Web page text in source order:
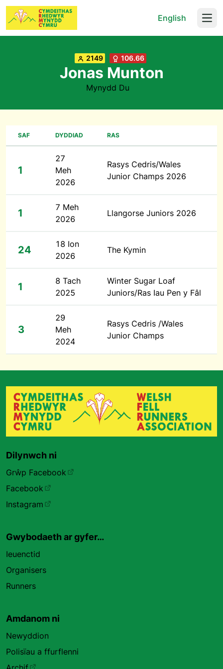
English
2149 106.66
Jonas Munton
Mynydd Du
SAF DYDDIAD RAS
1
27
Meh
2026
Rasys Cedris/Wales
Junior Champs 2026
1
7 Meh
2026
Llangorse Juniors 2026
24
18 Ion
2026
The Kymin
1
8 Tach
2025
Winter Sugar Loaf
Juniors/Ras Iau Pen y Fâl
3
29
Meh
2024
Rasys Cedris /Wales
Junior Champs
Dilynwch ni
Grŵp Facebook
Facebook
Instagram
Gwybodaeth ar gyfer…
Ieuenctid
Organisers
Runners
Amdanom ni
Newyddion
Polisïau a ffurflenni